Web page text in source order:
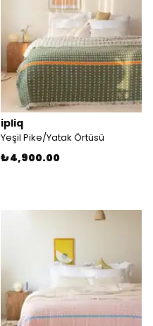
ipliq
Yeşil Pike/Yatak Örtüsü
₺ 4,900.00